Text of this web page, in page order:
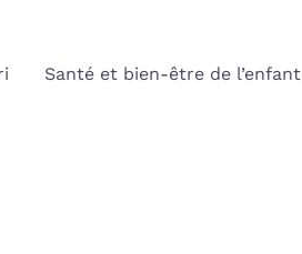
Santé et bien-être de l’enfant